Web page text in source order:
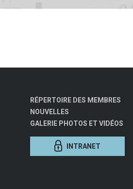
RÉPERTOIRE DES MEMBRES
NOUVELLES
GALERIE PHOTOS ET VIDÉOS
INTRANET